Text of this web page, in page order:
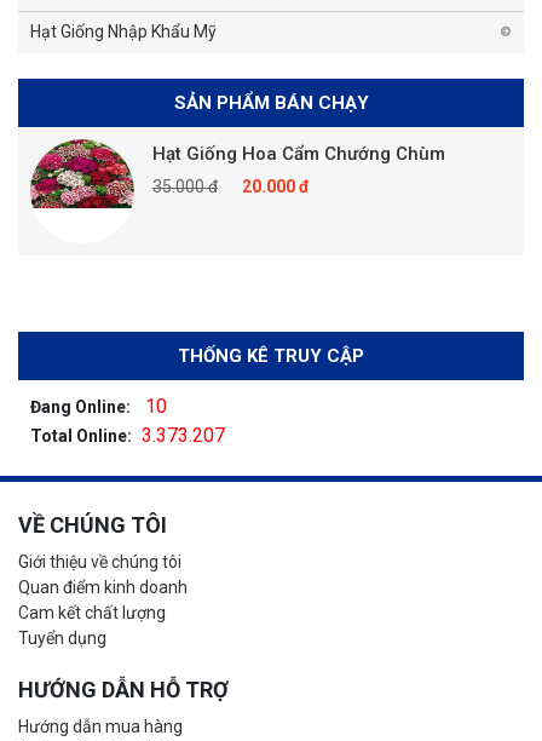
Hạt Giống Nhập Khẩu Mỹ
SẢN PHẨM BÁN CHẠY
Hạt Giống Hoa Cẩm Chướng Chùm
35.000 đ 20.000 đ
THỐNG KÊ TRUY CẬP
Đang Online: 10
Total Online: 3.373.207
VỀ CHÚNG TÔI
Giới thiệu về chúng tôi
Quan điểm kinh doanh
Cam kết chất lượng
Tuyển dụng
HƯỚNG DẪN HỖ TRỢ
Hướng dẫn mua hàng